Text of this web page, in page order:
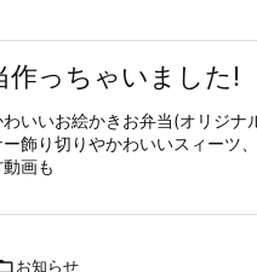
作っちゃいました!
いいお絵かきお弁当(オリジナ
飾り切りやかわいいスィーツ
画も
お知らせ